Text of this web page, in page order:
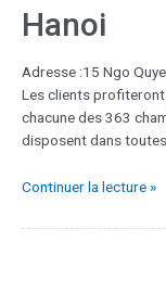
Hanoi
Adresse :15 Ngo
Les clients profiteront
chacune des 363
disposent dans toutes
Continuer la lecture »